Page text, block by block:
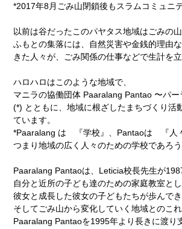
*2017年8月ごみ山閉鎖後もスラムコミュニ
以前は谷だったこのパヤタス地域はごみの山
ふもとの集落には、自然災害や金銭的理由
きた人々が、ごみ関係の仕事などで生計を立
ハロハロはこのような地域で、
マニラの協働団体 Paaralang Pantao 〜パ
(*) とともに、地域に根ざしたまちづくり活
ています。
*Paaralang は 『学校』、Pantaoは 『人
つまり地域の広く人々のための学校であろう
Paaralang Pantaoは、Leticia校長先生が
自分と近所の子ども達のための家庭教室とし
彼女と成長した彼女の子どもたちが歩んでき
そしてごみ山から変化していく地域とのこれ
Paaralang Pantaoを1995年より長きに渡り